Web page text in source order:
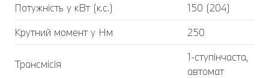
Потужність у кВт (к.с.)
150 (204)
Крутний момент у Нм
250
Трансмісія
1-ступінчаста,
автомат